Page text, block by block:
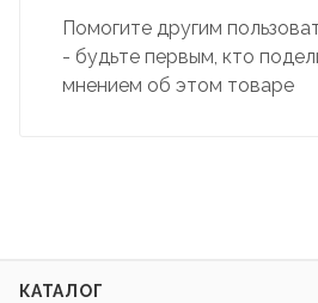
Помогите другим
- будьте первым, кто
мнением об этом товаре
КАТАЛОГ